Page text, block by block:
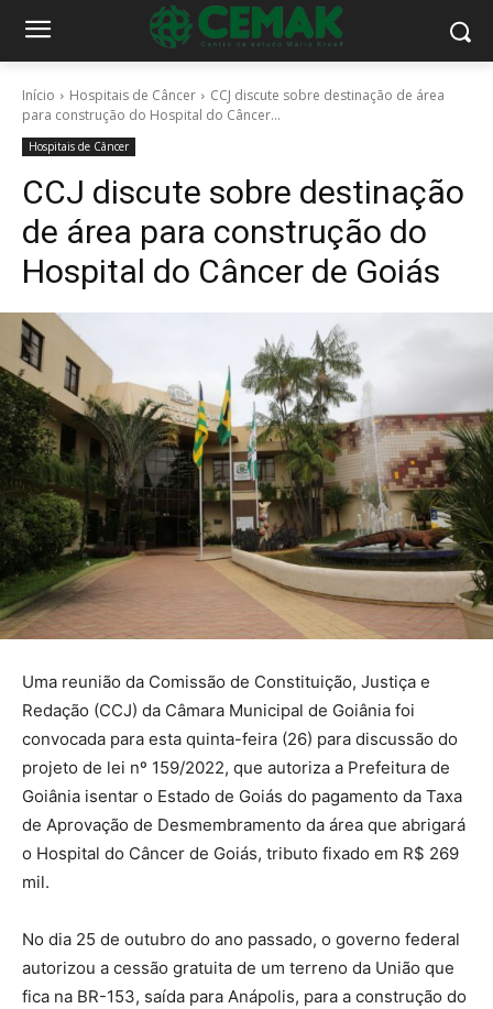
Início Hospitais de Câncer
CCJ discute sobre destinação de área
para construção do Hospital do Câncer...
Hospitais de Câncer
CCJ discute sobre destinação
de área para construção do
Hospital do Câncer de Goiás
Uma reunião da Comissão de Constituição, Justiça e
Redação (CCJ) da Câmara Municipal de Goiânia foi
convocada para esta quinta-feira (26) para discussão do
projeto de lei nº 159/2022, que autoriza a Prefeitura de
Goiânia isentar o Estado de Goiás do pagamento da Taxa
de Aprovação de Desmembramento da área que abrigará
o Hospital do Câncer de Goiás, tributo fixado em R$ 269
mil.
No dia 25 de outubro do ano passado, o governo federal
autorizou a cessão gratuita de um terreno da União que
fica na BR-153, saída para Anápolis, para a construção do